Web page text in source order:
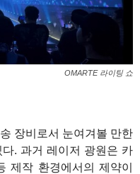
OMARTE 라이팅 쇼
장비로서 눈여겨볼 만한
. 과거 레이저 광원은 카
제작 환경에서의 제약이